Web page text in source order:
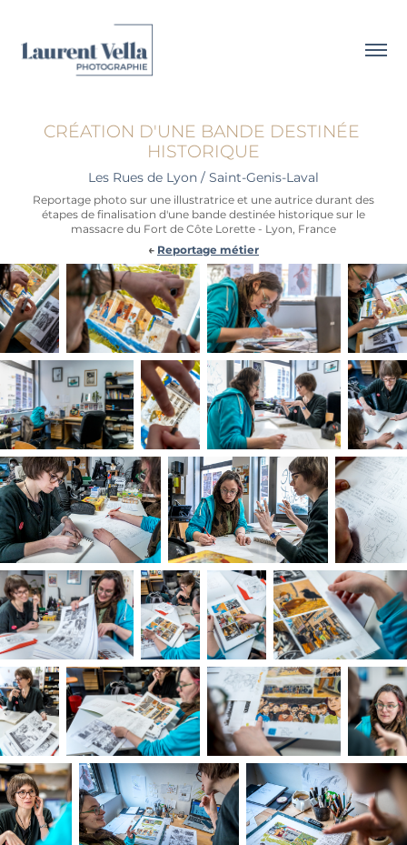
CRÉATION D'UNE BANDE DESTINÉE
HISTORIQUE
Les Rues de Lyon / Saint-Genis-Laval
Reportage photo sur une illustratrice et une autrice durant des
étapes de finalisation d'une bande destinée historique sur le
massacre du Fort de Côte Lorette - Lyon, France
←Reportage métier